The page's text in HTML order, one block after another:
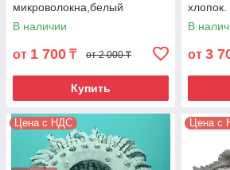
товаров и поместите их в
Мы свяжемся с вами
оставленным контактам и
микроволокна,белый
50х16см. MX-50
В наличии
от 1 700 ₸ от 2 000 ₸
Купить
В
от 3
Цена с НДС Цена с